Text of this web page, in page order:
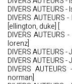
DIVERS AUTEURS -
DIVERS
[ellington, duke] [
DIVERS
lorenz]
DIVERS AUTEURS
DIVERS AUTEURS
DIVERS
norman]